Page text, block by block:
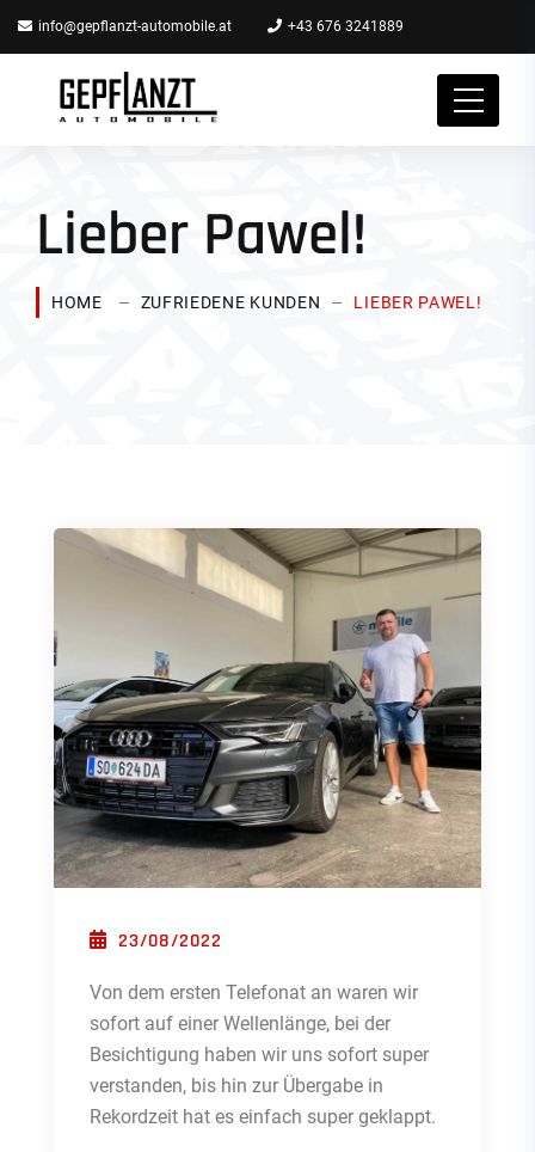
info@gepflanzt-automobile.at +43 676 3241889
Lieber Pawel!
HOME ZUFRIEDENE KUNDEN LIEBER PAWEL!
POSTED ON
23/08/2022
Von dem ersten Telefonat an waren wir
sofort auf einer Wellenlänge, bei der
Besichtigung haben wir uns sofort super
verstanden, bis hin zur Übergabe in
Rekordzeit hat es einfach super geklappt.